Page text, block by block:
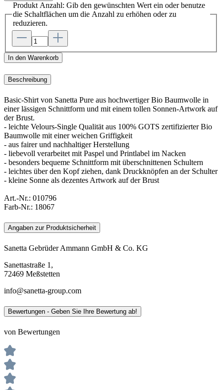
Produkt Anzahl: Gib den gewünschten Wert ein oder benutze
die Schaltflächen um die Anzahl zu erhöhen oder zu
reduzieren.
In den Warenkorb
Beschreibung
Basic-Shirt von Sanetta Pure aus hochwertiger Bio Baumwolle in
einer lässigen Schnittform und mit einem tollen Sonnen-Artwork auf
der Brust.
- leichte Velours-Single Qualität aus 100% GOTS zertifizierter Bio
Baumwolle mit einer weichen Griffigkeit
- aus fairer und nachhaltiger Herstellung
- liebevoll verarbeitet mit Paspel und Printlabel im Nacken
- besonders bequeme Schnittform mit überschnittenen Schultern
- leichtes über den Kopf ziehen, dank Druckknöpfen an der Schulter
- kleine Sonne als dezentes Artwork auf der Brust
Art.-Nr.: 010796
Farb-Nr.: 18067
Angaben zur Produktsicherheit
Sanetta Gebrüder Ammann GmbH & Co. KG
Sanettastraße 1,
72469 Meßstetten
info@sanetta-group.com
Bewertungen - Geben Sie Ihre Bewertung ab!
von Bewertungen